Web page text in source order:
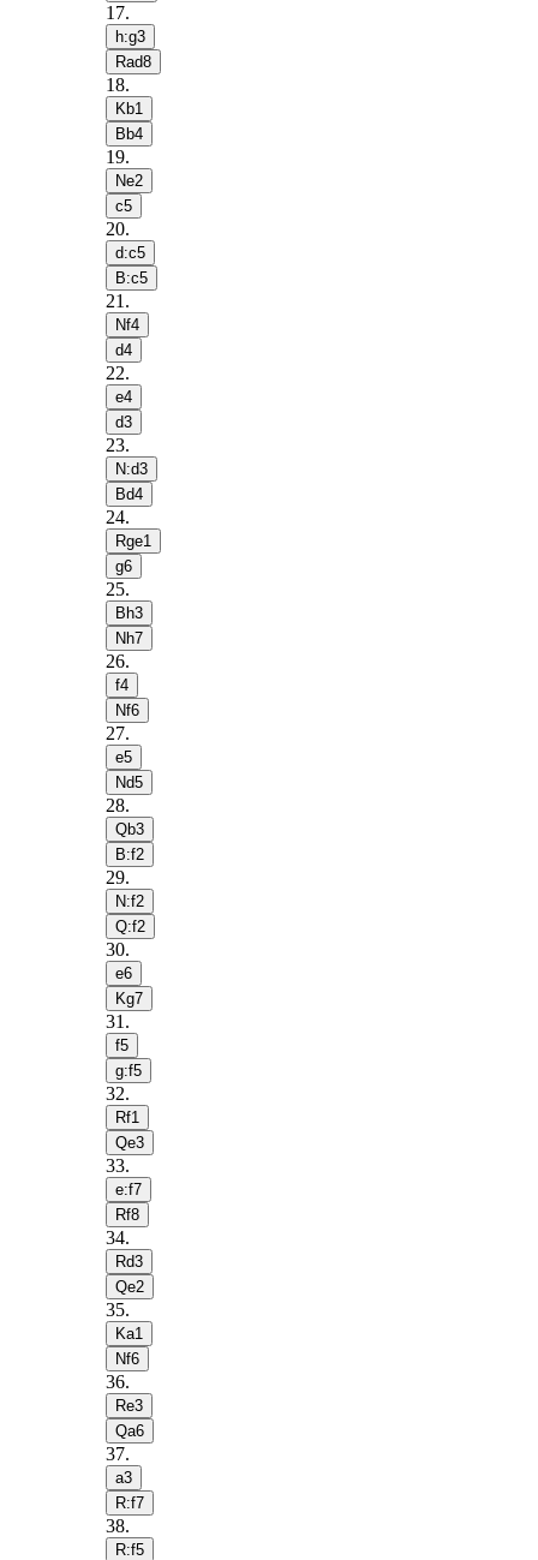
17.
h:g3
Rad8
18.
Kb1
Bb4
19.
Ne2
c5
20.
d:c5
B:c5
21 .
Nf4
d4
22.
e4
d3
23.
N:d3
Bd4
24.
Rge1
g6
25.
Bh3
Nh7
26.
f4
Nf6
27.
e5
Nd5
28.
Qb3
B:f2
29.
N:f2
Q:f2
30.
e6
Kg7
31 .
f5
g:f5
32.
Rf1
Qe3
33.
e:f7
Rf8
34.
Rd3
Qe2
35.
Ka1
Nf6
36.
Re3
Qa6
37.
a3
R:f7
38.
R:f5